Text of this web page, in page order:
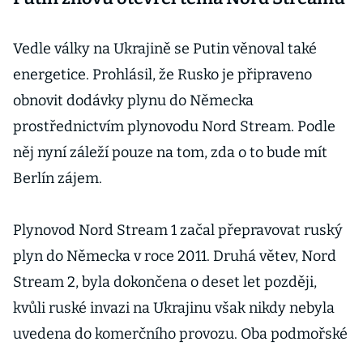
Vedle války na Ukrajině se Putin věnoval také
energetice. Prohlásil, že Rusko je připraveno
obnovit dodávky plynu do Německa
prostřednictvím plynovodu Nord Stream. Podle
něj nyní záleží pouze na tom, zda o to bude mít
Berlín zájem.
Plynovod Nord Stream 1 začal přepravovat ruský
plyn do Německa v roce 2011. Druhá větev, Nord
Stream 2, byla dokončena o deset let později,
kvůli ruské invazi na Ukrajinu však nikdy nebyla
uvedena do komerčního provozu. Oba podmořské